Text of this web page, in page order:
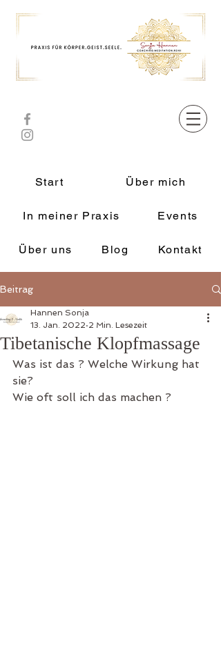
Start Über mich
In meiner Praxis Events
Über uns Blog Kontakt
Beitrag
Tibetanische Klopfmassage
Hannen Sonja
13. Jan. 2022 2 Min. Lesezeit
Was ist das ? Welche Wirkung hat
sie?
Wie oft soll ich das machen ?